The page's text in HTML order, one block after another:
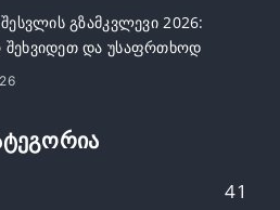
გზამკვლევი 2026:
და უსაფრთხოდ
თქვენს ანგარიშზე
41